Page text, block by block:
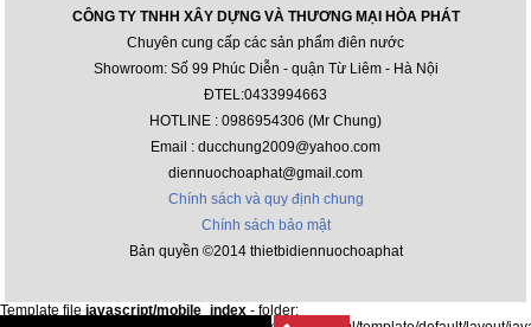
CÔNG TY TNHH XÂY DỰNG VÀ THƯƠNG MẠI HÒA PHÁT
Chuyên cung cấp các sản phẩm điên nước
Showroom: Số 99 Phúc Diễn - quận Từ Liêm - Hà Nội
ĐTEL:0433994663
HOTLINE : 0986954306 (Mr Chung)
Email : ducchung2009@yahoo.com
diennuochoaphat@gmail.com
Chính sách và quy định chung
Chính sách bảo mật
Bản quyền ©2014 thietbidiennuochoaphat
Template file javascript/mobile_index - folder: